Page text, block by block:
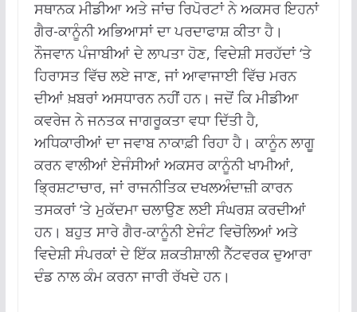
ਸਥਾਨਕ ਮੀਡੀਆ ਅਤੇ ਜਾਂਚ ਰਿਪੋਰਟਾਂ ਨੇ ਅਕਸਰ ਇਹਨਾਂ
ਗੈਰ-ਕਾਨੂੰਨੀ ਅਭਿਆਸਾਂ ਦਾ ਪਰਦਾਫਾਸ਼ ਕੀਤਾ ਹੈ।
ਨੌਜਵਾਨ ਪੰਜਾਬੀਆਂ ਦੇ ਲਾਪਤਾ ਹੋਣ, ਵਿਦੇਸ਼ੀ ਸਰਹੱਦਾਂ ‘ਤੇ
ਹਿਰਾਸਤ ਵਿੱਚ ਲਏ ਜਾਣ, ਜਾਂ ਆਵਾਜਾਈ ਵਿੱਚ ਮਰਨ
ਦੀਆਂ ਖ਼ਬਰਾਂ ਅਸਧਾਰਨ ਨਹੀਂ ਹਨ। ਜਦੋਂ ਕਿ ਮੀਡੀਆ
ਕਵਰੇਜ ਨੇ ਜਨਤਕ ਜਾਗਰੂਕਤਾ ਵਧਾ ਦਿੱਤੀ ਹੈ,
ਅਧਿਕਾਰੀਆਂ ਦਾ ਜਵਾਬ ਨਾਕਾਫ਼ੀ ਰਿਹਾ ਹੈ। ਕਾਨੂੰਨ ਲਾਗੂ
ਕਰਨ ਵਾਲੀਆਂ ਏਜੰਸੀਆਂ ਅਕਸਰ ਕਾਨੂੰਨੀ ਖਾਮੀਆਂ,
ਭ੍ਰਿਸ਼ਟਾਚਾਰ, ਜਾਂ ਰਾਜਨੀਤਿਕ ਦਖਲਅੰਦਾਜ਼ੀ ਕਾਰਨ
ਤਸਕਰਾਂ ‘ਤੇ ਮੁਕੱਦਮਾ ਚਲਾਉਣ ਲਈ ਸੰਘਰਸ਼ ਕਰਦੀਆਂ
ਹਨ। ਬਹੁਤ ਸਾਰੇ ਗੈਰ-ਕਾਨੂੰਨੀ ਏਜੰਟ ਵਿਚੋਲਿਆਂ ਅਤੇ
ਵਿਦੇਸ਼ੀ ਸੰਪਰਕਾਂ ਦੇ ਇੱਕ ਸ਼ਕਤੀਸ਼ਾਲੀ ਨੈੱਟਵਰਕ ਦੁਆਰਾ
ਦੰਡ ਨਾਲ ਕੰਮ ਕਰਨਾ ਜਾਰੀ ਰੱਖਦੇ ਹਨ।